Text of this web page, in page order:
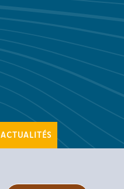
ACTUALITÉS